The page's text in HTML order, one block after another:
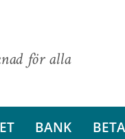
för alla
BANK